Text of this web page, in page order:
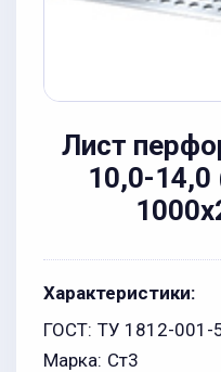
Лист
10,0-14,0
Характеристики:
ГОСТ: ТУ 1812-001-
Марка: Ст3